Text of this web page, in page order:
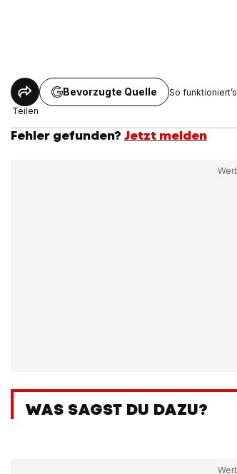
Teilen
Bevorzugte Quelle So funktioniert’s
Fehler gefunden? Jetzt melden
WAS SAGST DU DAZU?